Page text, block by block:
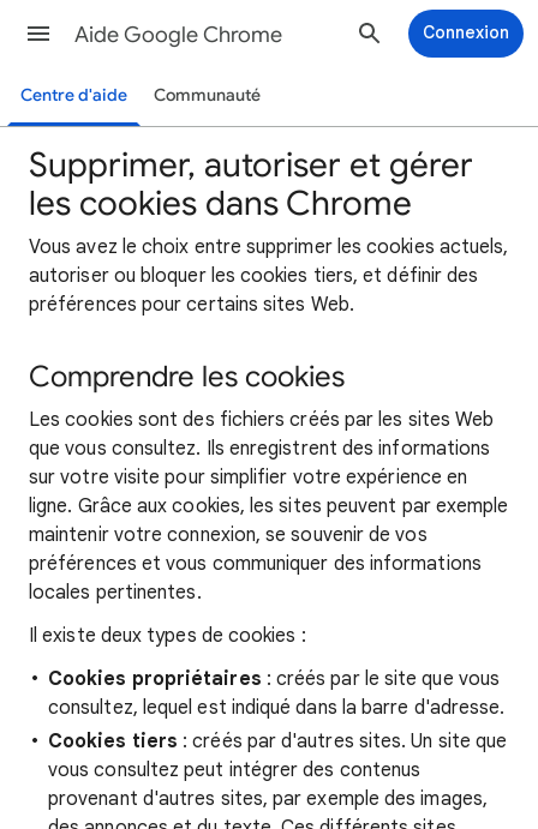
Aide Google Chrome Connexion
Centre d'aide Communauté
Supprimer, autoriser et gérer
les cookies dans Chrome
Vous avez le choix entre supprimer les cookies actuels,
autoriser ou bloquer les cookies tiers, et définir des
préférences pour certains sites Web.
Comprendre les cookies
Les cookies sont des fichiers créés par les sites Web
que vous consultez. Ils enregistrent des informations
sur votre visite pour simplifier votre expérience en
ligne. Grâce aux cookies, les sites peuvent par exemple
maintenir votre connexion, se souvenir de vos
préférences et vous communiquer des informations
locales pertinentes.
Il existe deux types de cookies :
Cookies propriétaires : créés par le site que vous
consultez, lequel est indiqué dans la barre d'adresse.
Cookies tiers : créés par d'autres sites. Un site que
vous consultez peut intégrer des contenus
provenant d'autres sites, par exemple des images,